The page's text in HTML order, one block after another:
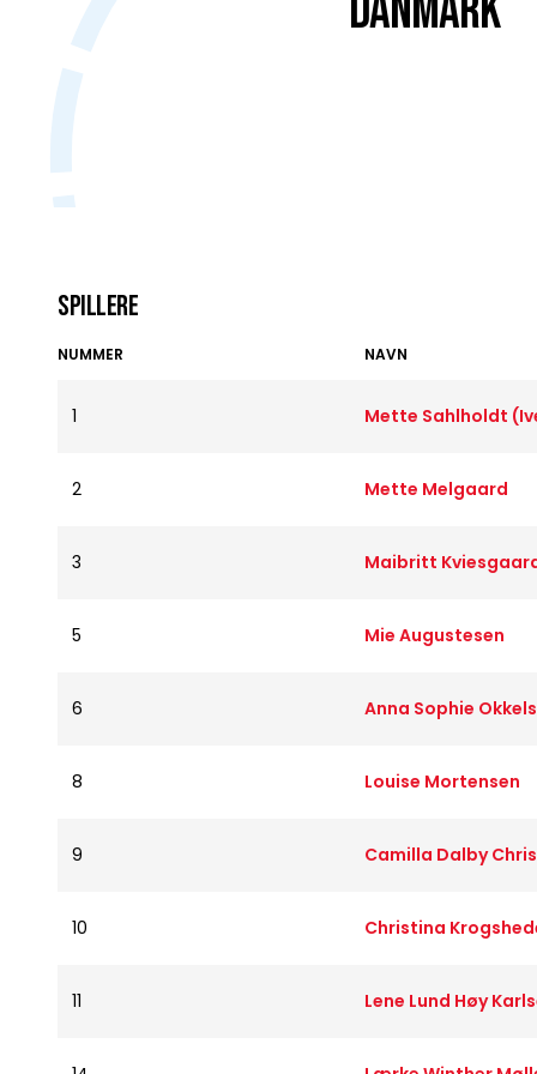
Spillere
NUMMER NAVN
1 Mette Sahlholdt
2 Mette Melgaard
3 Maibritt
5 Mie Augustesen
6 Anna Sophie Okkels
8 Louise Mortensen
9 Camilla Dalby
10 Christina
11 Lene Lund Høy